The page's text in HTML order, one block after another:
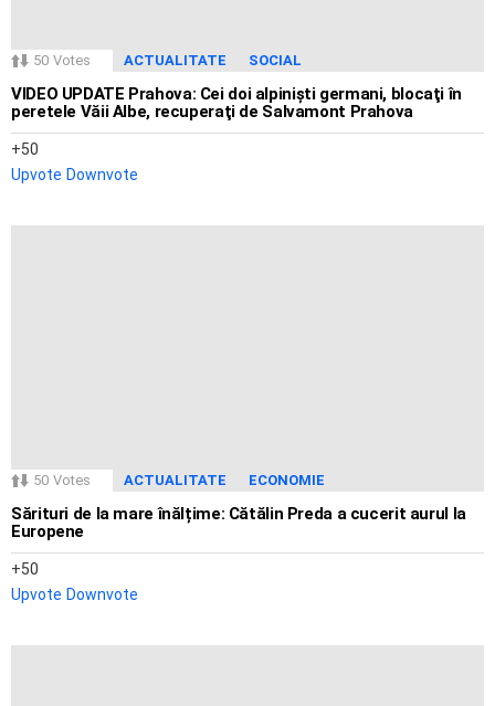
50 Votes ACTUALITATE SOCIAL
VIDEO UPDATE Prahova: Cei doi alpinişti germani, blocaţi în
peretele Văii Albe, recuperaţi de Salvamont Prahova
50
Upvote Downvote
50 Votes ACTUALITATE ECONOMIE
Sărituri de la mare înălțime: Cătălin Preda a cucerit aurul la
Europene
50
Upvote Downvote